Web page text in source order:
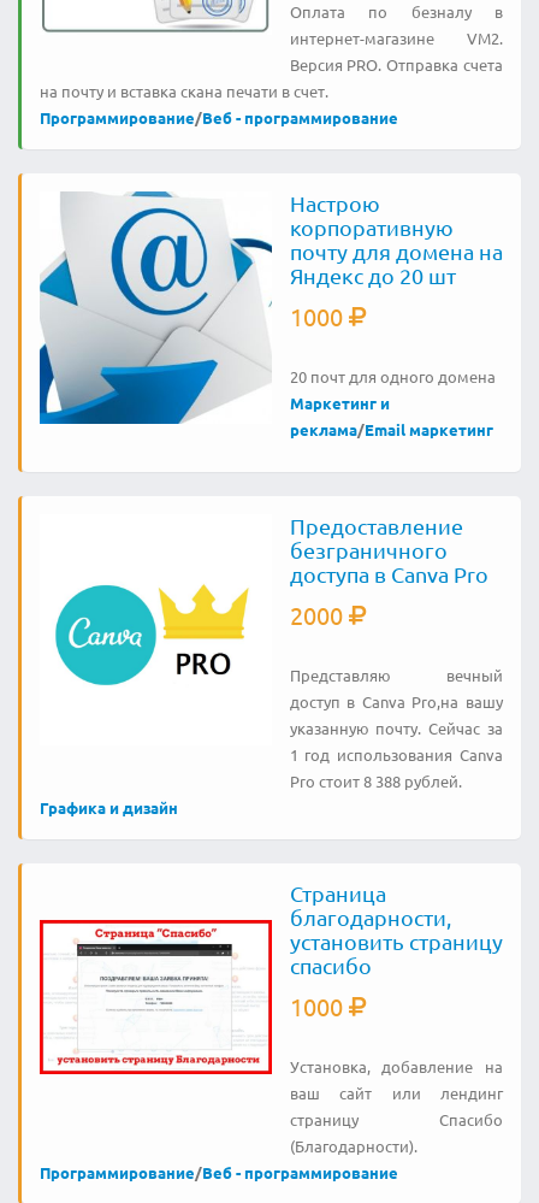
Оплата по безналу в
интернет-магазине VM2.
Версия PRO. Отправка счета
на почту и вставка скана печати в счет.
Программирование/Веб - программирование
Настрою
корпоративную
почту для домена на
Яндекс до 20 шт
1000
20 почт для одного домена
Маркетинг и
реклама/Email маркетинг
Предоставление
безграничного
доступа в Canva Pro
2000
Представляю вечный
доступ в Canva Pro,на вашу
указанную почту. Сейчас за
1 год использования Canva
Pro стоит 8 388 рублей.
Графика и дизайн
Страница
благодарности,
установить страницу
спасибо
1000
Установка, добавление на
ваш сайт или лендинг
страницу Спасибо
(Благодарности).
Программирование/Веб - программирование